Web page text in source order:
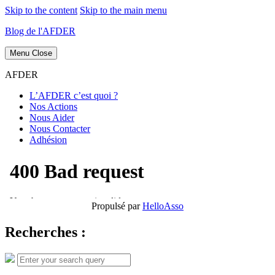
Skip to the content Skip to the main menu
Blog de l'AFDER
Menu Close
AFDER
L’AFDER c’est quoi ?
Nos Actions
Nous Aider
Nous Contacter
Adhésion
Propulsé parHelloAsso
Recherches :
Search
for:
Search